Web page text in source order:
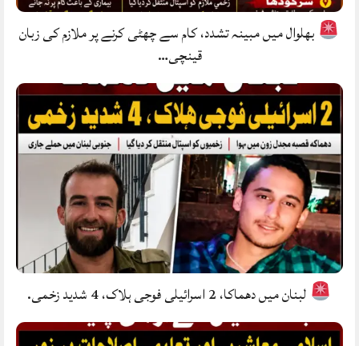
بھلوال میں مبینہ تشدد، کام سے چھٹی کرنے پر ملازم کی زبان
قینچی…
لبنان میں دھماکا، 2 اسرائیلی فوجی ہلاک، 4 شدید زخمی.